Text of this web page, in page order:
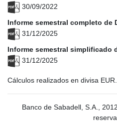
30/09/2022
Informe semestral completo de
31/12/2025
Informe semestral simplificado
31/12/2025
Cálculos realizados en divisa EUR.
Banco de Sabadell, S.A.,